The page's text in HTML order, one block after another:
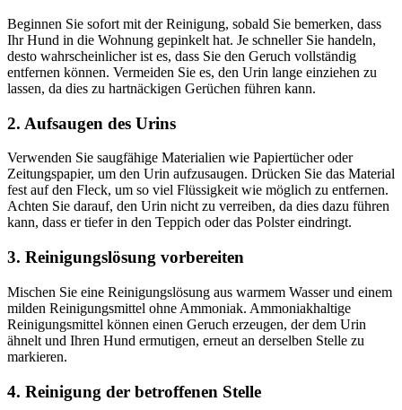
Beginnen Sie sofort mit der Reinigung, sobald Sie bemerken, dass
Ihr Hund in die Wohnung gepinkelt hat. Je schneller Sie handeln,
desto wahrscheinlicher ist es, dass Sie den Geruch vollständig
entfernen können. Vermeiden Sie es, den Urin lange einziehen zu
lassen, da dies zu hartnäckigen Gerüchen führen kann.
2. Aufsaugen des Urins
Verwenden Sie saugfähige Materialien wie Papiertücher oder
Zeitungspapier, um den Urin aufzusaugen. Drücken Sie das Material
fest auf den Fleck, um so viel Flüssigkeit wie möglich zu entfernen.
Achten Sie darauf, den Urin nicht zu verreiben, da dies dazu führen
kann, dass er tiefer in den Teppich oder das Polster eindringt.
3. Reinigungslösung vorbereiten
Mischen Sie eine Reinigungslösung aus warmem Wasser und einem
milden Reinigungsmittel ohne Ammoniak. Ammoniakhaltige
Reinigungsmittel können einen Geruch erzeugen, der dem Urin
ähnelt und Ihren Hund ermutigen, erneut an derselben Stelle zu
markieren.
4. Reinigung der betroffenen Stelle